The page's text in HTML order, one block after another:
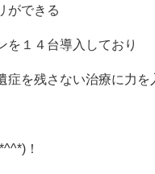
ができる
を１４台導入しており
症を残さない治療に力を
！